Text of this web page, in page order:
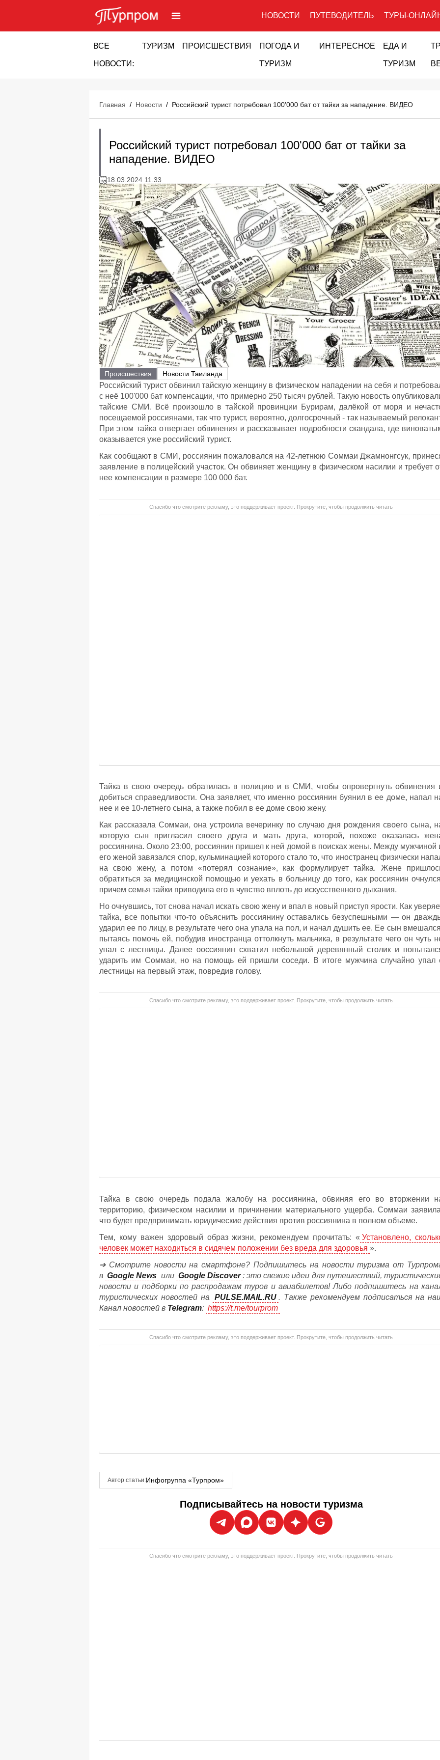
НОВОСТИ ПУТЕВОДИТЕЛЬ ТУРЫ-
ВСЕ
НОВОСТИ:
ТУРИЗМ ПРОИСШЕСТВИЯ ПОГОДА И
ТУРИЗМ
ИНТЕРЕСНОЕ ЕДА И
ТУРИЗМ
Главная / Новости / Российский турист потребовал 100'000 бат от тайки за нападение. ВИДЕО
Российский турист потребовал 100'000 бат от тайки за
нападение. ВИДЕО
18.03.2024 11:33
Происшествия Новости Таиланда
Российский турист обвинил тайскую женщину в физическом нападении на себя и
с неё 100'000 бат компенсации, что примерно 250 тысяч рублей. Такую новость
тайские СМИ. Всё произошло в тайской провинции Бурирам, далёкой от моря и
посещаемой россиянами, так что турист, вероятно, долгосрочный - так называемый
При этом тайка отвергает обвинения и рассказывает подробности скандала, где
оказывается уже российский турист.
Как сообщают в СМИ, россиянин пожаловался на 42-летнюю Соммаи Джамнонгсук,
заявление в полицейский участок. Он обвиняет женщину в физическом насилии и требует
нее компенсации в размере 100 000 бат.
Спасибо что смотрите рекламу, это поддерживает проект. Прокрутите, чтобы продолжить читать
Тайка в свою очередь обратилась в полицию и в СМИ, чтобы опровергнуть обвинения
добиться справедливости. Она заявляет, что именно россиянин буянил в ее доме, напал
нее и ее 10-летнего сына, а также побил в ее доме свою жену.
Как рассказала Соммаи, она устроила вечеринку по случаю дня рождения своего сына,
которую сын пригласил своего друга и мать друга, которой, похоже оказалась
россиянина. Около 23:00, россиянин пришел к ней домой в поисках жены. Между мужчиной
его женой завязался спор, кульминацией которого стало то, что иностранец физически
на свою жену, а потом «потерял сознание», как формулирует тайка. Жене
обратиться за медицинской помощью и уехать в больницу до того, как россиянин
причем семья тайки приводила его в чувство вплоть до искусственного дыхания.
Но очнувшись, тот снова начал искать свою жену и впал в новый приступ ярости. Как
тайка, все попытки что-то объяснить россиянину оставались безуспешными — он
ударил ее по лицу, в результате чего она упала на пол, и начал душить ее. Ее сын
пытаясь помочь ей, побудив иностранца оттолкнуть мальчика, в результате чего он чуть
упал с лестницы. Далее ооссиянин схватил небольшой деревянный столик и
ударить им Соммаи, но на помощь ей пришли соседи. В итоге мужчина случайно упал
лестницы на первый этаж, повредив голову.
Спасибо что смотрите рекламу, это поддерживает проект. Прокрутите, чтобы продолжить читать
Тайка в свою очередь подала жалобу на россиянина, обвиняя его во вторжении
территорию, физическом насилии и причинении материального ущерба. Соммаи
что будет предпринимать юридические действия против россиянина в полном объеме.
Тем, кому важен здоровый образ жизни, рекомендуем прочитать: « Установлено,
человек может находиться в сидячем положении без вреда для здоровья ».
➔ Смотрите новости на смартфоне? Подпишитесь на новости туризма от
в Google News или Google Discover : это свежие идеи для путешествий,
новости и подборки по распродажам туров и авиабилетов! Либо подпишитесь на
туристических новостей на
PULSE.MAIL.RU . Также рекомендуем подписаться на
Канал новостей в Telegram: https://t.me/tourprom
Спасибо что смотрите рекламу, это поддерживает проект. Прокрутите, чтобы продолжить читать
Автор статьи:Инфогруппа «Турпром»
Подписывайтесь на новости туризма
Спасибо что смотрите рекламу, это поддерживает проект. Прокрутите, чтобы продолжить читать